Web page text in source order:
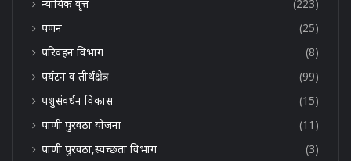
न्यायिक वृत्त
(223)
पणन
(25)
परिवहन विभाग
(8)
पर्यटन व तीर्थक्षेत्र
(99)
पशुसंवर्धन विकास
(15)
पाणी पुरवठा योजना
(11)
पाणी पुरवठा,स्वच्छता विभाग
(3)